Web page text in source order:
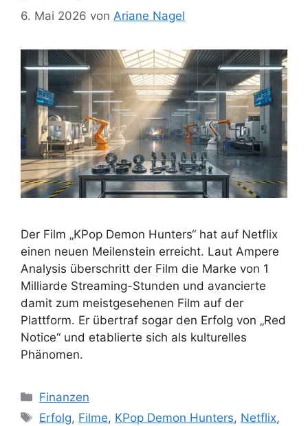
6. Mai 2026 von Ariane Nagel
Der Film „KPop Demon Hunters“ hat auf Netflix
einen neuen Meilenstein erreicht. Laut Ampere
Analysis überschritt der Film die Marke von 1
Milliarde Streaming-Stunden und avancierte
damit zum meistgesehenen Film auf der
Plattform. Er übertraf sogar den Erfolg von „Red
Notice“ und etablierte sich als kulturelles
Phänomen.
Kategorien
Finanzen
Schlagwörter
Erfolg, Filme, KPop Demon Hunters, Netflix,